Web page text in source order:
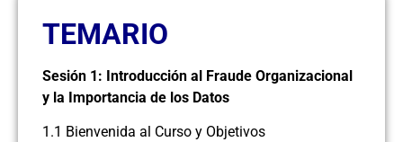
TEMARIO
Sesión 1: Introducción al Fraude Organizacional
y la Importancia de los Datos
1.1 Bienvenida al Curso y Objetivos